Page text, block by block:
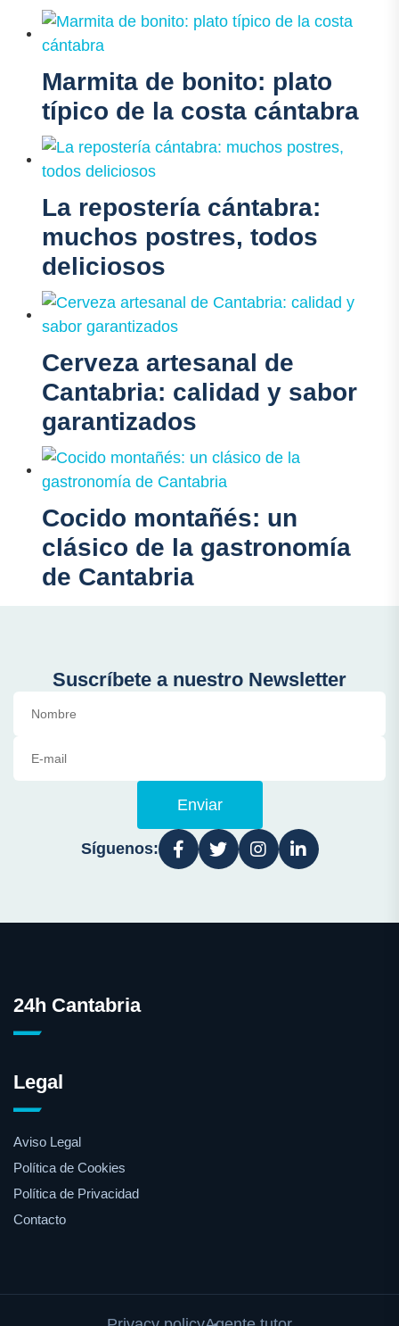
Marmita de bonito: plato
típico de la costa cántabra
La repostería cántabra:
muchos postres, todos
deliciosos
Cerveza artesanal de
Cantabria: calidad y sabor
garantizados
Cocido montañés: un
clásico de la gastronomía
de Cantabria
Suscríbete a nuestro Newsletter
Enviar
Síguenos:
24h Cantabria
Legal
Aviso Legal
Política de Cookies
Política de Privacidad
Contacto